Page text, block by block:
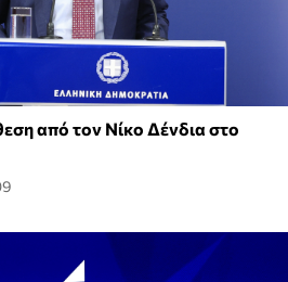
από τον Νίκο Δένδια στο